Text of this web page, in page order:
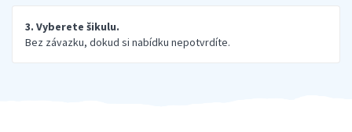
3. Vyberete šikulu.
Bez závazku, dokud si nabídku nepotvrdíte.